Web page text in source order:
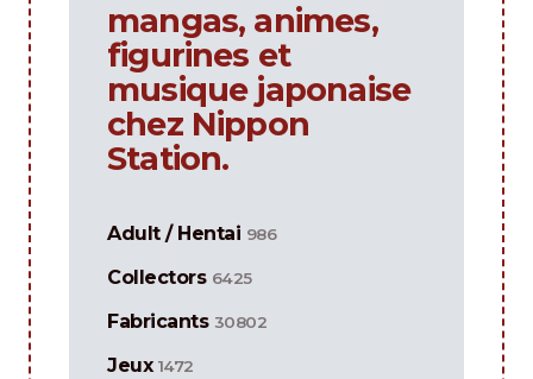
mangas, animes,
figurines et
musique japonaise
chez Nippon
Station.
Adult / Hentai 986
Collectors 6425
Fabricants 30802
Jeux 1472